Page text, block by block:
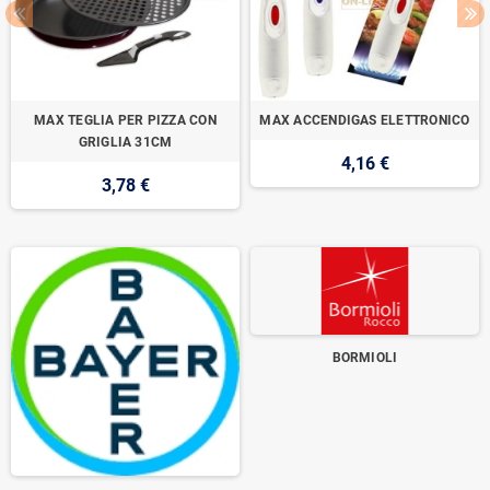
MAX TEGLIA PER PIZZA CON
GRIGLIA 31CM
3,78 €
MAX ACCENDIGAS ELETTRONICO
4,16 €
BORMIOLI